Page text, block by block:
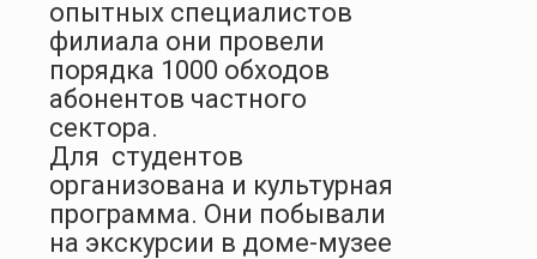
опытных специалистов
филиала они провели
порядка 1000 обходов
абонентов частного
сектора.
Для студентов
организована и культурная
программа. Они побывали
на экскурсии в доме-музее